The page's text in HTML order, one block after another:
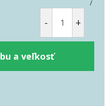
/
- +
a veľkosť